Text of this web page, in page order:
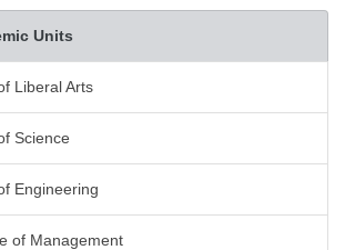
Units
Liberal Arts
Science
Engineering
of Management